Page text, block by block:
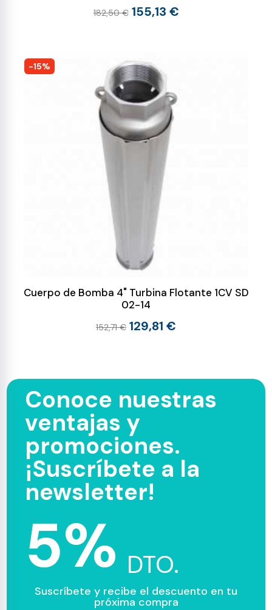
182,50 € 155,13 €
-15%
Cuerpo de Bomba 4" Turbina Flotante 1CV SD
02-14
152,71 € 129,81 €
Conoce nuestras
ventajas y
promociones.
¡Suscríbete a la
newsletter!
5% DTO.
Suscríbete y recibe el descuento en tu
próxima compra